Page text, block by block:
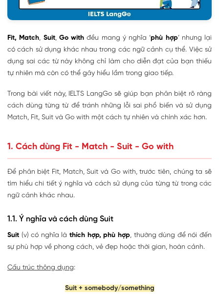
Fit, Match, Suit, Go with đều mang ý nghĩa ‘phù hợp’ nhưng lại
có cách sử dụng khác nhau trong các ngữ cảnh cụ thể. Việc sử
dụng sai các từ này không chỉ làm cho diễn đạt của bạn thiếu
tự nhiên mà còn có thể gây hiểu lầm trong giao tiếp.
Trong bài viết này, IELTS LangGo sẽ giúp bạn phân biệt rõ ràng
cách dùng từng từ để tránh những lỗi sai phổ biến và sử dụng
Match, Fit, Suit và Go with một cách tự nhiên và chính xác hơn.
1. Cách dùng Fit - Match - Suit - Go with
Để phân biệt Fit, Match, Suit và Go with, trước tiên, chúng ta sẽ
tìm hiểu chi tiết ý nghĩa và cách sử dụng của từng từ trong các
ngữ cảnh khác nhau.
1.1. Ý nghĩa và cách dùng Suit
Suit (v) có nghĩa làthích hợp, phù hợp, thường dùng để nói đến
sự phù hợp về phong cách, vẻ đẹp hoặc thời gian, hoàn cảnh.
Cấu trúc thông dụng:
Suit + somebody/something